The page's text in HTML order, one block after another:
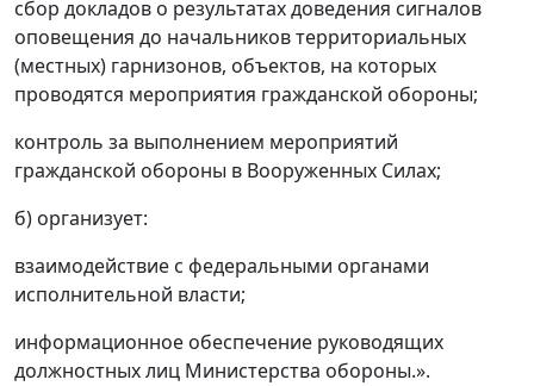
сбор докладов о результатах доведения сигналов
оповещения до начальников территориальных
(местных) гарнизонов, объектов, на которых
проводятся мероприятия гражданской обороны;
контроль за выполнением мероприятий
гражданской обороны в Вооруженных Силах;
б) организует:
взаимодействие с федеральными органами
исполнительной власти;
информационное обеспечение руководящих
должностных лиц Министерства обороны.».